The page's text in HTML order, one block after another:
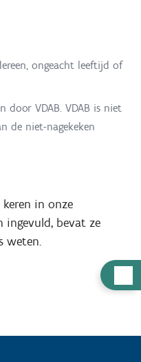
u
ongeacht leeftijd of
door VDAB. VDAB is niet
de niet-nagekeken
in onze
ingevuld, bevat ze
weten.